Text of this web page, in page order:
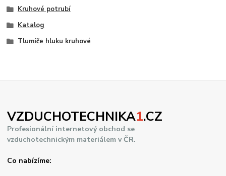
Kruhové potrubí
Katalog
Tlumiče hluku kruhové
VZDUCHOTECHNIKA1.CZ
Profesionální internetový obchod se
vzduchotechnickým materiálem v ČR.
Co nabízíme: